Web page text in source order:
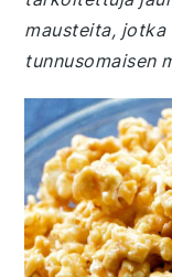
mausteita,
tunnusomaisen